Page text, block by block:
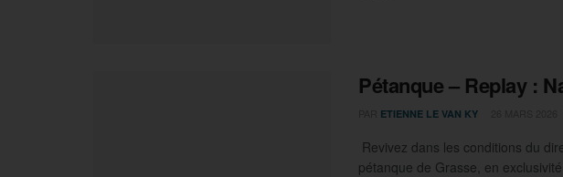
Pétanque – Replay :
ETIENNE LE VAN KY
Revivez dans les conditions du
pétanque de Grasse, en exclusivité